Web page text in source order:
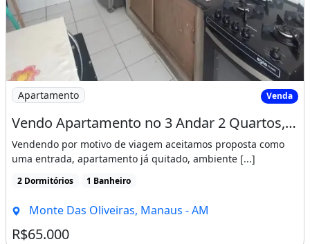
Imagem: Vendo Apartamento no 3 Andar 2 Quartos
Apartamento Venda
Vendo Apartamento no 3 Andar 2 Quartos, Sala, Cozinha e Banheiro / Monte das Oliveiras
Vendendo por motivo de viagem aceitamos proposta como
uma entrada, apartamento já quitado, ambiente [...]
2 Dormitórios 1 Banheiro
Monte Das Oliveiras, Manaus - AM
R$65.000